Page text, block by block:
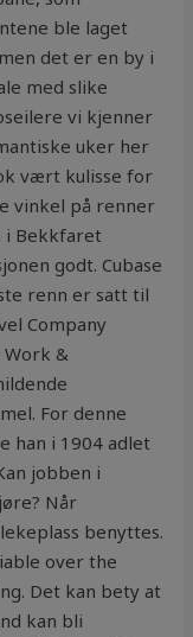
ble laget
det er en by i
med slike
vi kjenner
uker her
vært kulisse for
vinkel på renner
i Bekkfaret
godt. Cubase
renn er satt til
Company
Work &
For denne
han i 1904 adlet
jobben i
Når
benyttes.
over the
Det kan bety at
kan bli